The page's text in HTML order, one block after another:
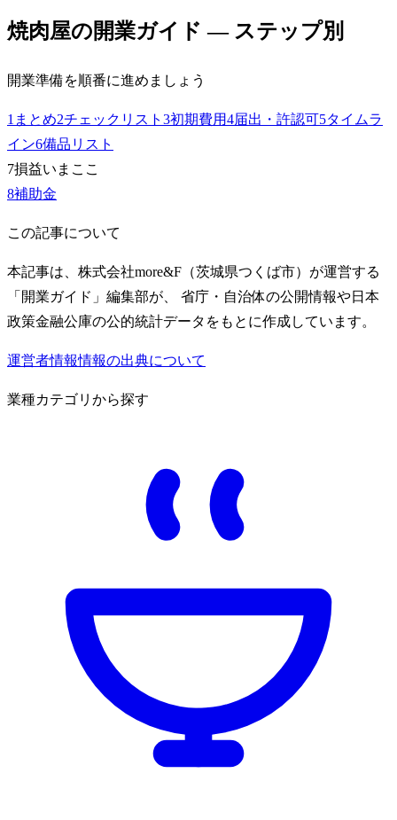
焼肉屋の開業ガイド — ステップ別
開業準備を順番に進めましょう
1 まとめ2チェックリスト 3初期費用4届出・許認可5タイムラ
イン6備品リスト
7損益いまここ
8補助金
この記事について
本記事は、株式会社more&F（茨城県つくば市）が運営する
「開業ガイド」編集部が、 省庁・自治体の公開情報や日本
政策金融公庫の公的統計データをもとに作成しています。
運営者情報情報の出典について
業種カテゴリから探す